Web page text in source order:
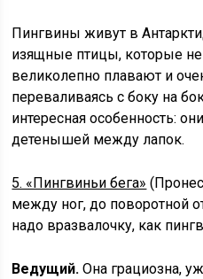
Пингвины живут в
изящные птицы, которые не
великолепно плавают и
переваливаясь с боку на
интересная особенность:
детенышей между лапок.
5. «Пингвиньи бега»
между ног, до поворотной
надо вразвалочку, как
Ведущий. Она грациозна,